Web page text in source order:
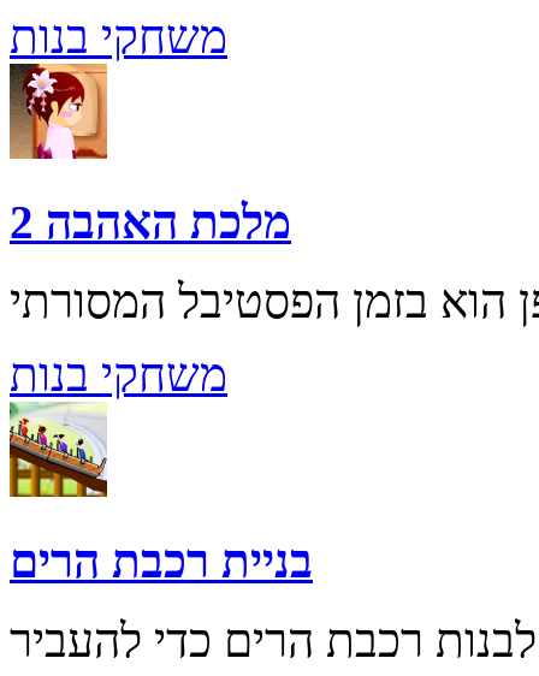
משחקי בנות
מלכת האהבה 2
משחקי בנות
בניית רכבת הרים